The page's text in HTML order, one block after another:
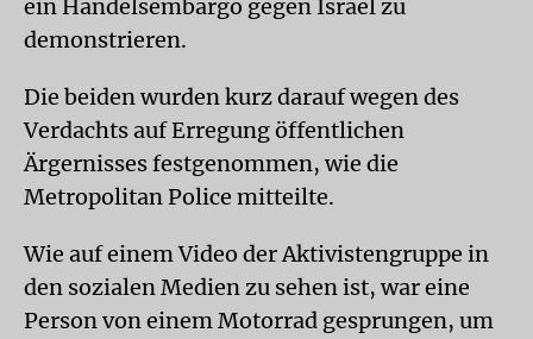
ein Handelsembargo gegen Israel zu
demonstrieren.
Die beiden wurden kurz darauf wegen des
Verdachts auf Erregung öffentlichen
Ärgernisses festgenommen, wie die
Metropolitan Police mitteilte.
Wie auf einem Video der Aktivistengruppe in
den sozialen Medien zu sehen ist, war eine
Person von einem Motorrad gesprungen, um